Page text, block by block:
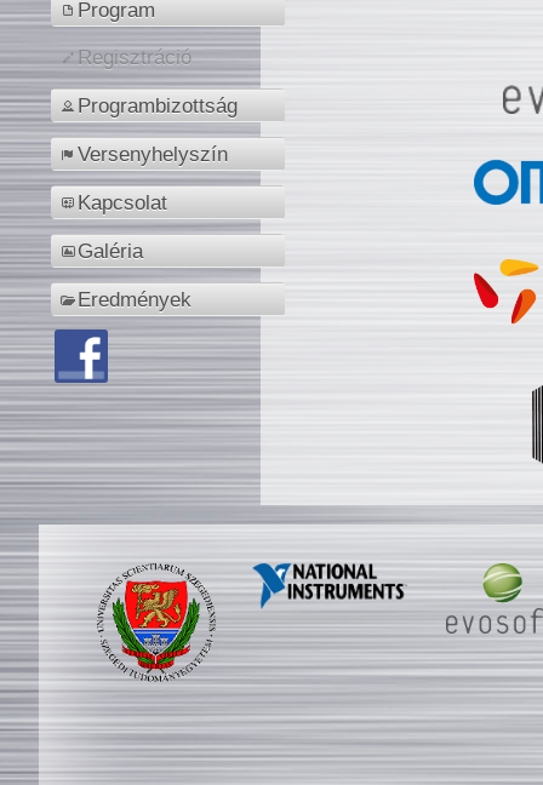
Program
Regisztráció
Programbizottság
Versenyhelyszín
Kapcsolat
Galéria
Eredmények